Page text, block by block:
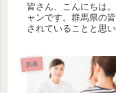
皆さん、こんにちは
ャンです。群馬県の
されていることと思
新着